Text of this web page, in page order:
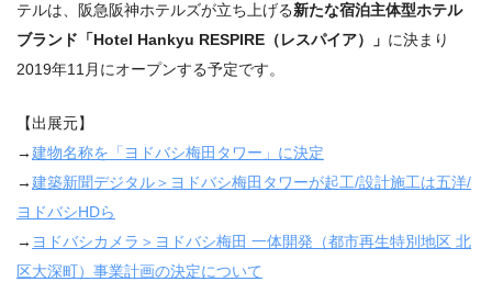
テルは、阪急阪神ホテルズが立ち上げる新たな宿泊主体型ホテル
ブランド「Hotel Hankyu RESPIRE（レスパイア）」 に決まり
2019年11月にオープンする予定です。
【出展元】
→建物名称を「ヨドバシ梅田タワー」に決定
→建築新聞デジタル＞ヨドバシ梅田タワーが起工/設計施工は五洋/
ヨドバシHDら
→ ヨドバシカメラ＞ヨドバシ梅田 一体開発（都市再生特別地区 北
区大深町）事業計画の決定について